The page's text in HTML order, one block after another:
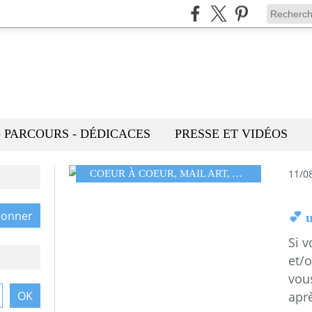
PARCOURS - DÉDICACES PRESSE ET VIDÉOS
COEUR À COEUR, MAIL ART, ART POSTAL11/
💕
Si
et/